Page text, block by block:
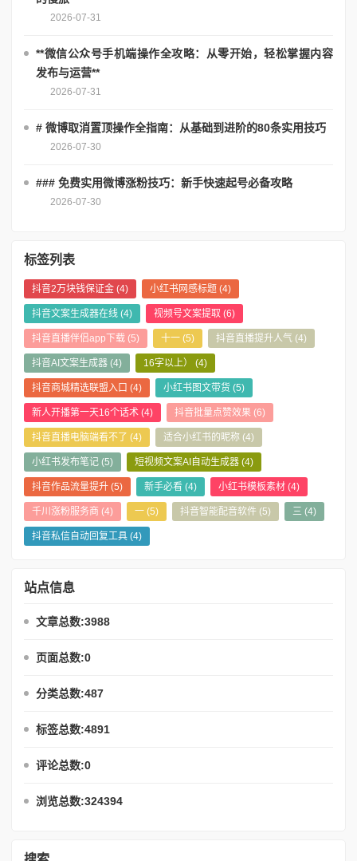
2026-07-31
**微信公众号手机端操作全攻略：从零开始，轻松掌握内容
发布与运营**
2026-07-31
# 微博取消置顶操作全指南：从基础到进阶的80条实用技巧
2026-07-30
### 免费实用微博涨粉技巧：新手快速起号必备攻略
2026-07-30
标签列表
抖音2万块钱保证金 (4) 小红书网感标题 (4)
抖音文案生成器在线 (4) 视频号文案提取 (6)
抖音直播伴侣app下载 (5) 十一 (5) 抖音直播提升人气 (4)
抖音AI文案生成器 (4) 16字以上） (4)
抖音商城精选联盟入口 (4) 小红书图文带货 (5)
新人开播第一天16个话术 (4) 抖音批量点赞效果 (6)
抖音直播电脑端看不了 (4) 适合小红书的昵称 (4)
小红书发布笔记 (5) 短视频文案AI自动生成器 (4)
抖音作品流量提升 (5) 新手必看 (4) 小红书模板素材 (4)
千川涨粉服务商 (4) 一 (5) 抖音智能配音软件 (5) 三 (4)
抖音私信自动回复工具 (4)
站点信息
文章总数:3988
页面总数:0
分类总数:487
标签总数:4891
评论总数:0
浏览总数:324394